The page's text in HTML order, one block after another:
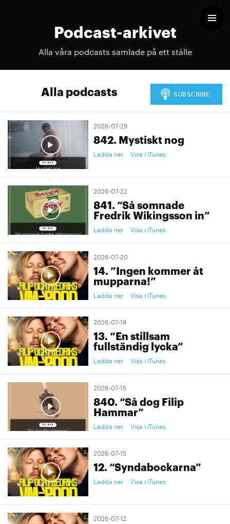
Podcast-arkivet
Alla våra podcasts samlade på ett ställe
Alla podcasts
2026-07-29
842. Mystiskt nog
Ladda ner Visa i iTunes
2026-07-22
841. “Så somnade
Fredrik Wikingsson in”
Ladda ner Visa i iTunes
2026-07-20
14. ”Ingen kommer åt
mupparna!”
Ladda ner Visa i iTunes
2026-07-18
13. “En stillsam
fullständig lycka”
Ladda ner Visa i iTunes
2026-07-15
840. “Så dog Filip
Hammar”
Ladda ner Visa i iTunes
2026-07-15
12. “Syndabockarna”
Ladda ner Visa i iTunes
2026-07-12